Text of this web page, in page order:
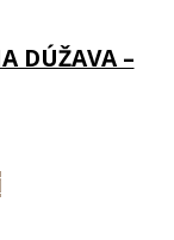
DÚŽAVA –